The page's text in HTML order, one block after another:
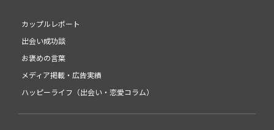
カップルレポート
出会い成功談
お褒めの言葉
メディア掲載・広告実績
ハッピーライフ（出会い・恋愛コラム）